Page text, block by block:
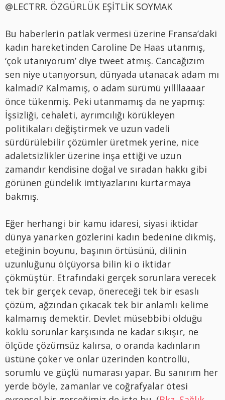
@LECTRR. ÖZGÜRLÜK EŞİTLİK SOYMAK
Bu haberlerin patlak vermesi üzerine Fransa’daki
kadın hareketinden Caroline De Haas utanmış,
‘çok utanıyorum’ diye tweet atmış. Cancağızım
sen niye utanıyorsun, dünyada utanacak adam mı
kalmadı? Kalmamış, o adam sürümü yıllllaaaar
önce tükenmiş. Peki utanmamış da ne yapmış:
İşsizliği, cehaleti, ayrımcılığı körükleyen
politikaları değiştirmek ve uzun vadeli
sürdürülebilir çözümler üretmek yerine, nice
adaletsizlikler üzerine inşa ettiği ve uzun
zamandır kendisine doğal ve sıradan hakkı gibi
görünen gündelik imtiyazlarını kurtarmaya
bakmış.
Eğer herhangi bir kamu idaresi, siyasi iktidar
dünya yanarken gözlerini kadın bedenine dikmiş,
eteğinin boyunu, başının örtüsünü, dilinin
uzunluğunu ölçüyorsa bilin ki o iktidar
çökmüştür. Etrafındaki gerçek sorunlara verecek
tek bir gerçek cevap, önereceği tek bir esaslı
çözüm, ağzından çıkacak tek bir anlamlı kelime
kalmamış demektir. Devlet müsebbibi olduğu
köklü sorunlar karşısında ne kadar sıkışır, ne
ölçüde çözümsüz kalırsa, o oranda kadınların
üstüne çöker ve onlar üzerinden kontrollü,
sorumlu ve güçlü numarası yapar. Bu sanırım her
yerde böyle, zamanlar ve coğrafyalar ötesi